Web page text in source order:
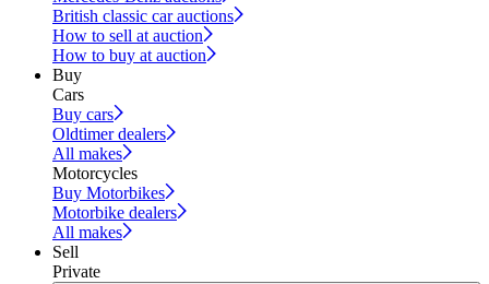
British classic car auctions
How to sell at auction
How to buy at auction
Buy
Cars
Buy cars
Oldtimer dealers
All makes
Motorcycles
Buy Motorbikes
Motorbike dealers
All makes
Sell
Private